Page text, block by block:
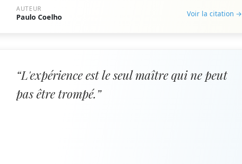
AUTEUR
Paulo Coelho Voir la citation →
“L'expérience est le seul maître qui ne peut
pas être trompé.”